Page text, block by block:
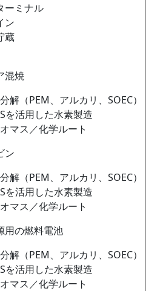
ーミナル
ン
蔵
混焼
解（PEM、アルカリ、SOEC）
を活用した水素製造
マス／化学ルート
ン
解（PEM、アルカリ、SOEC）
を活用した水素製造
マス／化学ルート
用の燃料電池
解（PEM、アルカリ、SOEC）
を活用した水素製造
マス／化学ルート